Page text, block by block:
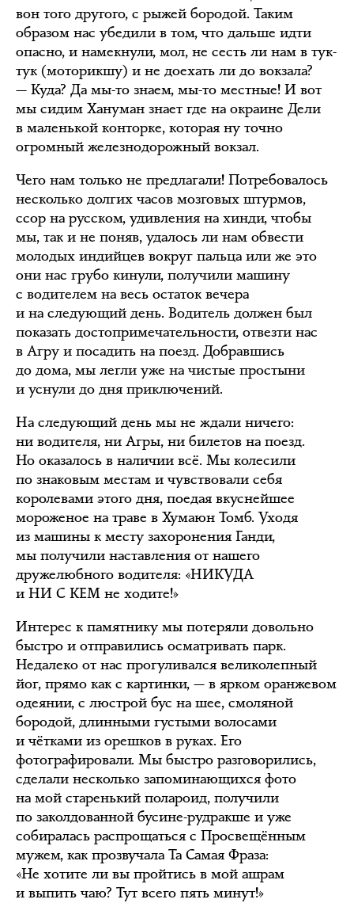
вон того другого, с рыжей бородой. Таким
образом нас убедили в том, что дальше идти
опасно, и намекнули, мол, не сесть ли нам в тук-
тук (моторикшу) и не доехать ли до вокзала?
— Куда? Да мы-то знаем, мы-то местные! И вот
мы сидим Хануман знает где на окраине Дели
в маленькой конторке, которая ну точно
огромный железнодорожный вокзал.
Чего нам только не предлагали! Потребовалось
несколько долгих часов мозговых штурмов,
ссор на русском, удивления на хинди, чтобы
мы, так и не поняв, удалось ли нам обвести
молодых индийцев вокруг пальца или же это
они нас грубо кинули, получили машину
с водителем на весь остаток вечера
и на следующий день. Водитель должен был
показать достопримечательности, отвезти нас
в Агру и посадить на поезд. Добравшись
до дома, мы легли уже на чистые простыни
и уснули до дня приключений.
На следующий день мы не ждали ничего:
ни водителя, ни Агры, ни билетов на поезд.
Но оказалось в наличии всё. Мы колесили
по знаковым местам и чувствовали себя
королевами этого дня, поедая вкуснейшее
мороженое на траве в Хумаюн Томб. Уходя
из машины к месту захоронения Ганди,
мы получили наставления от нашего
дружелюбного водителя: «НИКУДА
и НИ С КЕМ не ходите!»
Интерес к памятнику мы потеряли довольно
быстро и отправились осматривать парк.
Недалеко от нас прогуливался великолепный
йог, прямо как с картинки, — в ярком оранжевом
одеянии, с люстрой бус на шее, смоляной
бородой, длинными густыми волосами
и чётками из орешков в руках. Его
фотографировали. Мы быстро разговорились,
сделали несколько запоминающихся фото
на мой старенький полароид, получили
по заколдованной бусине-рудракше и уже
собиралась распрощаться с Просвещённым
мужем, как прозвучала Та Самая Фраза:
«Не хотите ли вы пройтись в мой ашрам
и выпить чаю? Тут всего пять минут!»